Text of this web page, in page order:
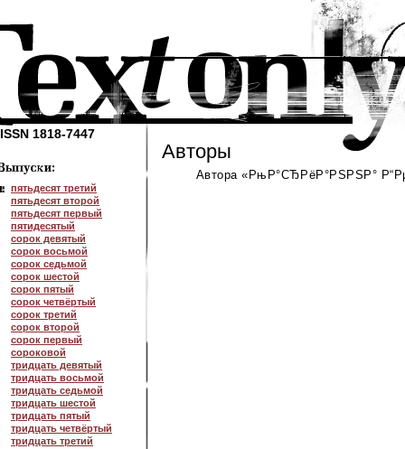
ISSN 1818-7447
пятьдесят третий
пятьдесят второй
пятьдесят первый
пятидесятый
сорок девятый
сорок восьмой
сорок седьмой
сорок шестой
сорок пятый
сорок четвёртый
сорок третий
сорок второй
сорок первый
сороковой
тридцать девятый
тридцать восьмой
тридцать седьмой
тридцать шестой
тридцать пятый
тридцать четвёртый
тридцать третий
Авторы
Автора «РњР°СЂРёР°РЅРЅР°